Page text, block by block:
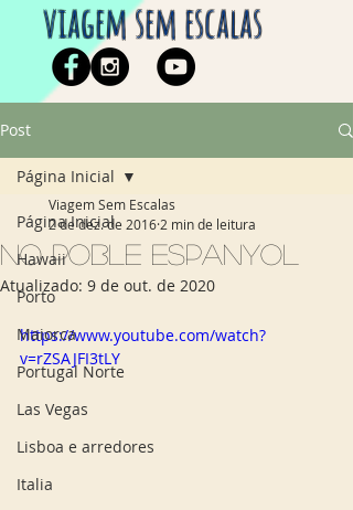
viagem sem escalas
Post
Página Inicial
Hawaii
Porto
Maiorca
Portugal Norte
Las Vegas
Lisboa e arredores
Italia
Página Inicial
No Poble Espanyol
Viagem Sem Escalas
2 de dez. de 2016 2 min de leitura
Atualizado: 9 de out. de 2020
https://www.youtube.com/watch?
v=rZSAJFI3tLY